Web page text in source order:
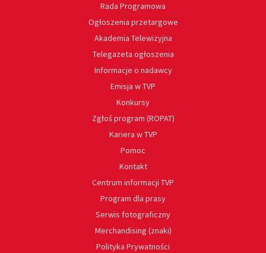
Rada Programowa
Ogłoszenia przetargowe
Akademia Telewizyjna
Telegazeta ogłoszenia
Informacje o nadawcy
Emisja w TVP
Konkursy
Zgłoś program (ROPAT)
Kariera w TVP
Pomoc
Kontakt
Centrum informacji TVP
Program dla prasy
Serwis fotograficzny
Merchandising (znaki)
Polityka Prywatności